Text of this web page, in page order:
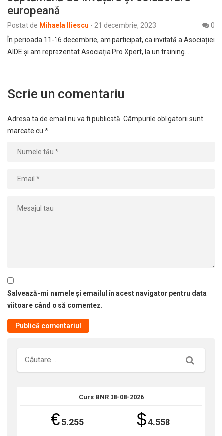
europeană
Postat de Mihaela Iliescu - 21 decembrie, 2023
0
În perioada 11-16 decembrie, am participat, ca invitată a Asociației
AIDE și am reprezentat Asociația Pro Xpert, la un training…
Scrie un comentariu
Adresa ta de email nu va fi publicată. Câmpurile obligatorii sunt
marcate cu *
Salvează-mi numele și emailul în acest navigator pentru data
viitoare când o să comentez.
Căutare
Curs BNR 08-08-2026
€5.255 $4.558